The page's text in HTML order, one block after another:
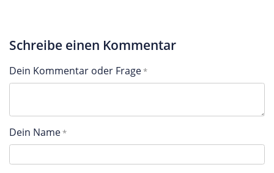
Schreibe einen Kommentar
Dein Kommentar oder Frage
Dein Name